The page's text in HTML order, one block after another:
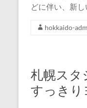
どに伴い、新
hokkaido-
札幌スタ
すっきり